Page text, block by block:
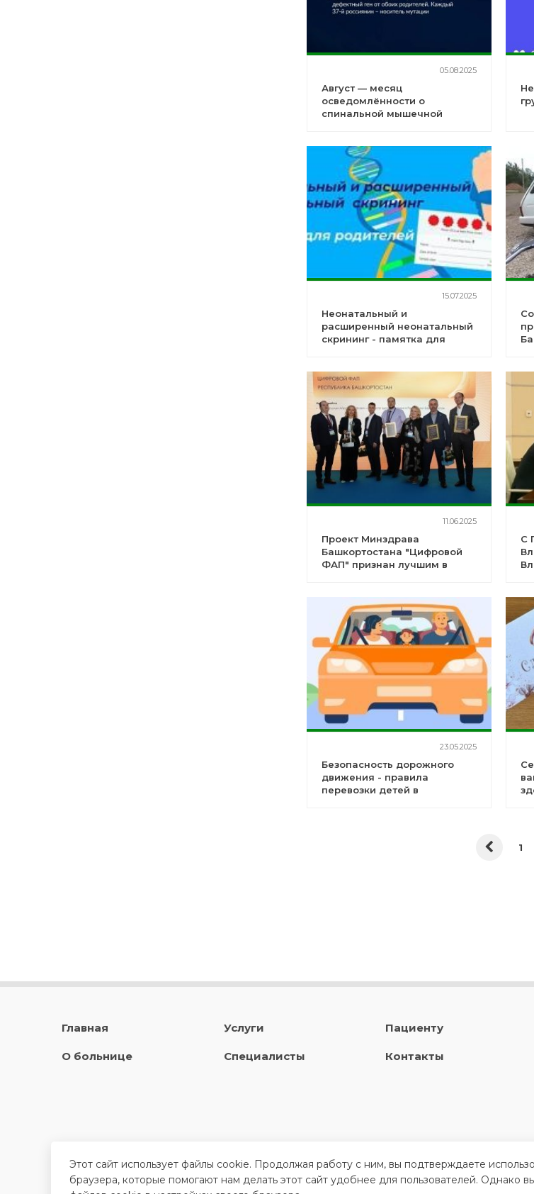
05.08.2025
Август — месяц
осведомлённости о
спинальной мышечной
15.07.2025
Неонатальный и
расширенный неонатальный
скрининг - памятка для
11.06.2025
Проект Минздрава
Башкортостана "Цифровой
ФАП" признан лучшим в
С
23.05.2025
Безопасность дорожного
движения - правила
перевозки детей в
1
Главная
О больнице
Услуги
Специалисты
Пациенту
Контакты
Этот сайт использует файлы cookie. Продолжая работу с ним, вы подтверждаете
браузера, которые помогают нам делать этот сайт удобнее для пользователей. Однако